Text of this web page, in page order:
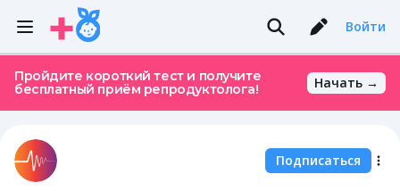
Войти
Пройдите короткий тест и получите
бесплатный приём репродуктолога!
Начать →
Подписаться